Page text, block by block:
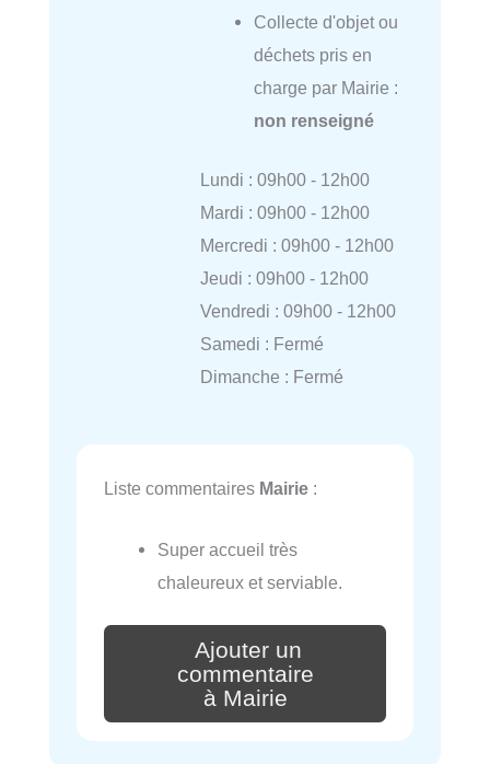
Collecte d'objet ou
déchets pris en
charge par Mairie :
non renseigné
Lundi : 09h00 - 12h00
Mardi : 09h00 - 12h00
Mercredi : 09h00 - 12h00
Jeudi : 09h00 - 12h00
Vendredi : 09h00 - 12h00
Samedi : Fermé
Dimanche : Fermé
Liste commentaires Mairie :
Super accueil très
chaleureux et serviable.
Ajouter un
commentaire
à Mairie